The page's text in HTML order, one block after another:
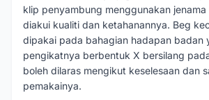
klip penyambung menggunakan
diakui kualiti dan ketahanannya. Beg
dipakai pada bahagian hadapan badan
pengikatnya berbentuk X bersilang
boleh dilaras mengikut keselesaan dan
pemakainya.